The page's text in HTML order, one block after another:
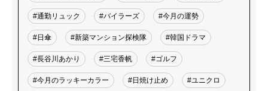
#通勤リュック #バイラーズ #今月の運勢
#日傘 #新築マンション探検隊 #韓国ドラマ
#長谷川あかり #三宅香帆 #ゴルフ
#今月のラッキーカラー #日焼け止め #ユニクロ